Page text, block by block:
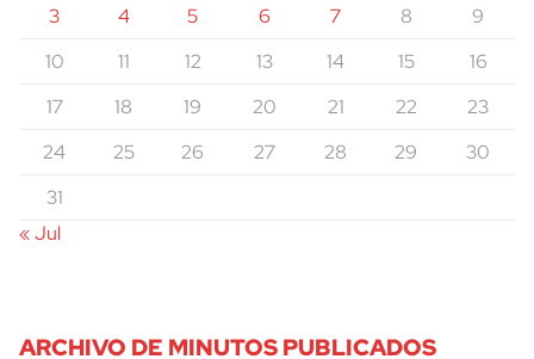
3 4 5 6 7 8
9
10
11 12 13 14 15
16
17
18 19 20 21 22
23
24
25 26 27 28 29
30
31
« Jul
ARCHIVO DE MINUTOS PUBLICADOS